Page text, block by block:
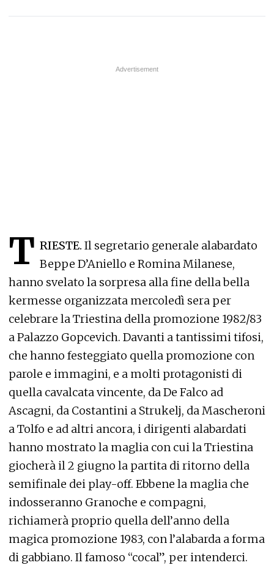
T RIESTE. Il segretario generale alabardato
Beppe D’Aniello e Romina Milanese,
hanno svelato la sorpresa alla fine della bella
kermesse organizzata mercoledì sera per
celebrare la Triestina della promozione 1982/83
a Palazzo Gopcevich. Davanti a tantissimi tifosi,
che hanno festeggiato quella promozione con
parole e immagini, e a molti protagonisti di
quella cavalcata vincente, da De Falco ad
Ascagni, da Costantini a Strukelj, da Mascheroni
a Tolfo e ad altri ancora, i dirigenti alabardati
hanno mostrato la maglia con cui la Triestina
giocherà il 2 giugno la partita di ritorno della
semifinale dei play-off. Ebbene la maglia che
indosseranno Granoche e compagni,
richiamerà proprio quella dell’anno della
magica promozione 1983, con l’alabarda a forma
di gabbiano. Il famoso “cocal”, per intenderci.